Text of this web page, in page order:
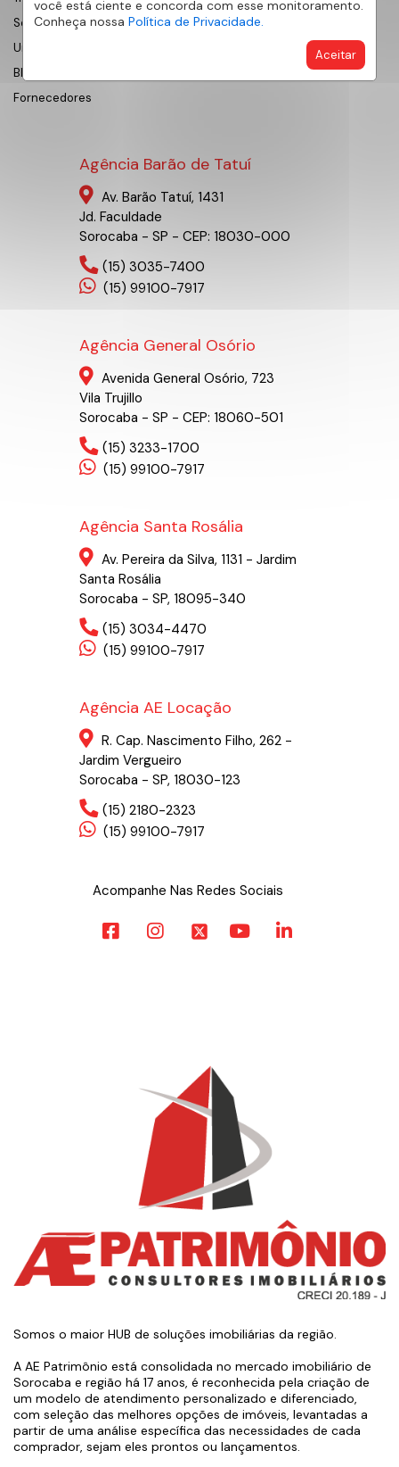
você está ciente e concorda com esse monitoramento.
Conheça nossa Política de Privacidade.
Aceitar
Sobre Sorocaba
Universidade AE
Blog
Fornecedores
Agência Barão de Tatuí
Av. Barão Tatuí, 1431
Jd. Faculdade
Sorocaba - SP - CEP: 18030-000
(15) 3035-7400
(15) 99100-7917
Agência General Osório
Avenida General Osório, 723
Vila Trujillo
Sorocaba - SP - CEP: 18060-501
(15) 3233-1700
(15) 99100-7917
Agência Santa Rosália
Av. Pereira da Silva, 1131 - Jardim
Santa Rosália
Sorocaba - SP, 18095-340
(15) 3034-4470
(15) 99100-7917
Agência AE Locação
R. Cap. Nascimento Filho, 262 -
Jardim Vergueiro
Sorocaba - SP, 18030-123
(15) 2180-2323
(15) 99100-7917
Acompanhe Nas Redes Sociais
Somos o maior HUB de soluções imobiliárias da região.
A AE Patrimônio está consolidada no mercado imobiliário de
Sorocaba e região há 17 anos, é reconhecida pela criação de
um modelo de atendimento personalizado e diferenciado,
com seleção das melhores opções de imóveis, levantadas a
partir de uma análise específica das necessidades de cada
comprador, sejam eles prontos ou lançamentos.